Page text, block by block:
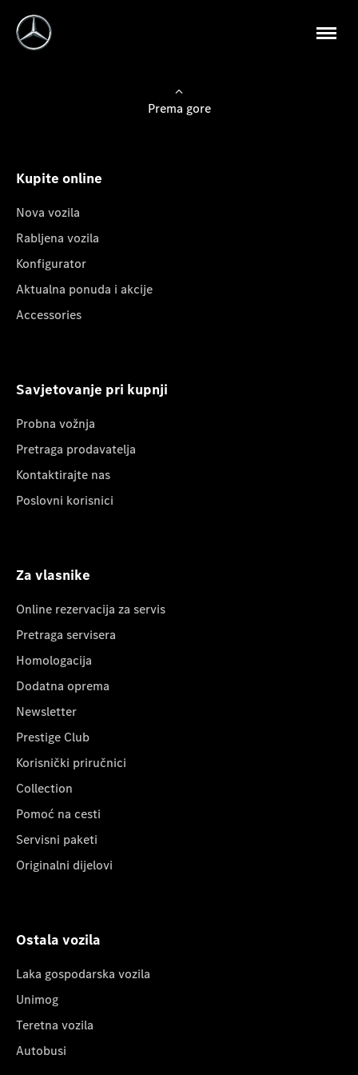
Prema gore
Kupite online
Nova vozila
Rabljena vozila
Konfigurator
Aktualna ponuda i akcije
Accessories
Savjetovanje pri kupnji
Probna vožnja
Pretraga prodavatelja
Kontaktirajte nas
Poslovni korisnici
Za vlasnike
Online rezervacija za servis
Pretraga servisera
Homologacija
Dodatna oprema
Newsletter
Prestige Club
Korisnički priručnici
Collection
Pomoć na cesti
Servisni paketi
Originalni dijelovi
Ostala vozila
Laka gospodarska vozila
Unimog
Teretna vozila
Autobusi